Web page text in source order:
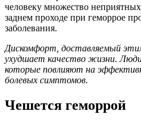
человеку множество
заднем проходе при геморрое
заболевания.
Дискомфорт, доставляемый
ухудшает качество жизни.
которые повлияют на
болевых симптомов.
Чешется геморрой